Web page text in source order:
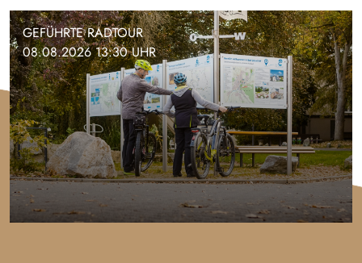
GEFÜHRTE RADTOUR
08.08.2026 13:30 UHR